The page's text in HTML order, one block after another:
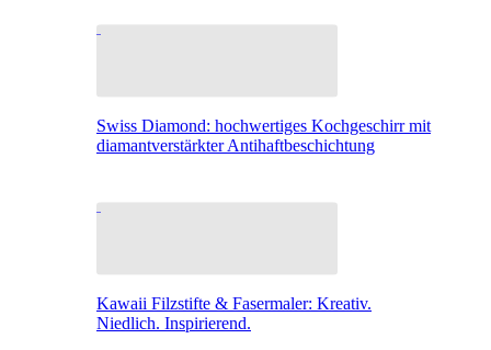
Swiss Diamond: hochwertiges Kochgeschirr mit
diamantverstärkter Antihaftbeschichtung
Kawaii Filzstifte & Fasermaler: Kreativ.
Niedlich. Inspirierend.